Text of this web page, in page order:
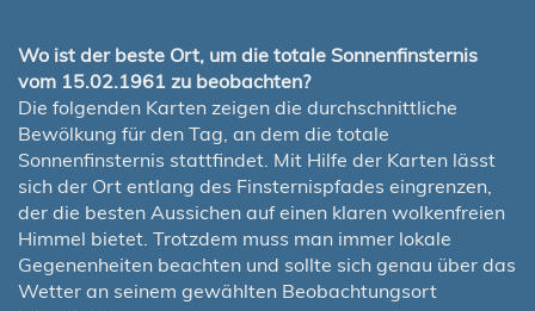
Wo ist der beste Ort, um die totale Sonnenfinsternis
vom 15.02.1961 zu beobachten?
Die folgenden Karten zeigen die durchschnittliche
Bewölkung für den Tag, an dem die totale
Sonnenfinsternis stattfindet. Mit Hilfe der Karten lässt
sich der Ort entlang des Finsternispfades eingrenzen,
der die besten Aussichen auf einen klaren wolkenfreien
Himmel bietet. Trotzdem muss man immer lokale
Gegenenheiten beachten und sollte sich genau über das
Wetter an seinem gewählten Beobachtungsort